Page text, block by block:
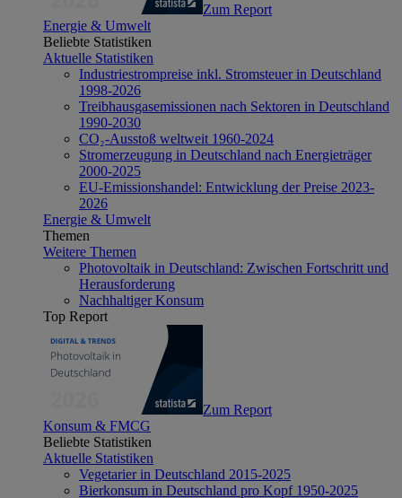
Zum Report
Energie & Umwelt
Beliebte Statistiken
Aktuelle Statistiken
Industriestrompreise inkl. Stromsteuer in Deutschland
1998-2026
Treibhausgasemissionen nach Sektoren in Deutschland
1990-2030
CO₂-Ausstoß weltweit 1960-2024
Stromerzeugung in Deutschland nach Energieträger
2000-2025
EU-Emissionshandel: Entwicklung der Preise 2023-
2026
Energie & Umwelt
Themen
Weitere Themen
Photovoltaik in Deutschland: Zwischen Fortschritt und
Herausforderung
Nachhaltiger Konsum
Top Report
Zum Report
Konsum & FMCG
Beliebte Statistiken
Aktuelle Statistiken
Vegetarier in Deutschland 2015-2025
Bierkonsum in Deutschland pro Kopf 1950-2025